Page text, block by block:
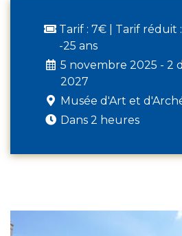
Tarif : 7€ | Tarif réduit
-25 ans
5 novembre 2025 - 2
2027
Musée d'Art et
Dans 2 heures